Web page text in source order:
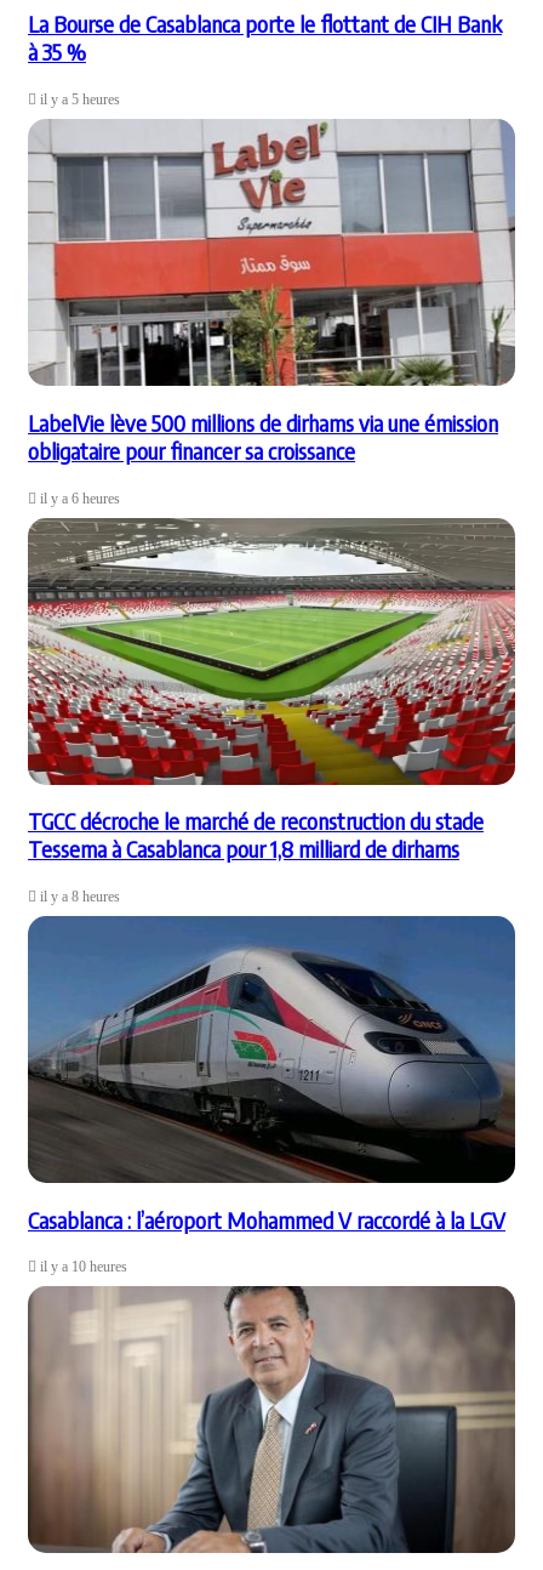
La Bourse de Casablanca porte le flottant de CIH Bank
à 35 %
il y a 5 heures
LabelVie lève 500 millions de dirhams via une émission
obligataire pour financer sa croissance
il y a 6 heures
TGCC décroche le marché de reconstruction du stade
Tessema à Casablanca pour 1,8 milliard de dirhams
il y a 8 heures
Casablanca : l’aéroport Mohammed V raccordé à la LGV
il y a 10 heures